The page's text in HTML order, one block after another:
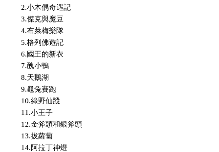
2.小木偶奇遇記
3.傑克與魔豆
4.布萊梅樂隊
5.格列佛遊記
6.國王的新衣
7.醜小鴨
8.天鵝湖
9.龜兔賽跑
10.綠野仙蹤
11.小王子
12.金斧頭和銀斧頭
13.拔蘿蔔
14.阿拉丁神燈